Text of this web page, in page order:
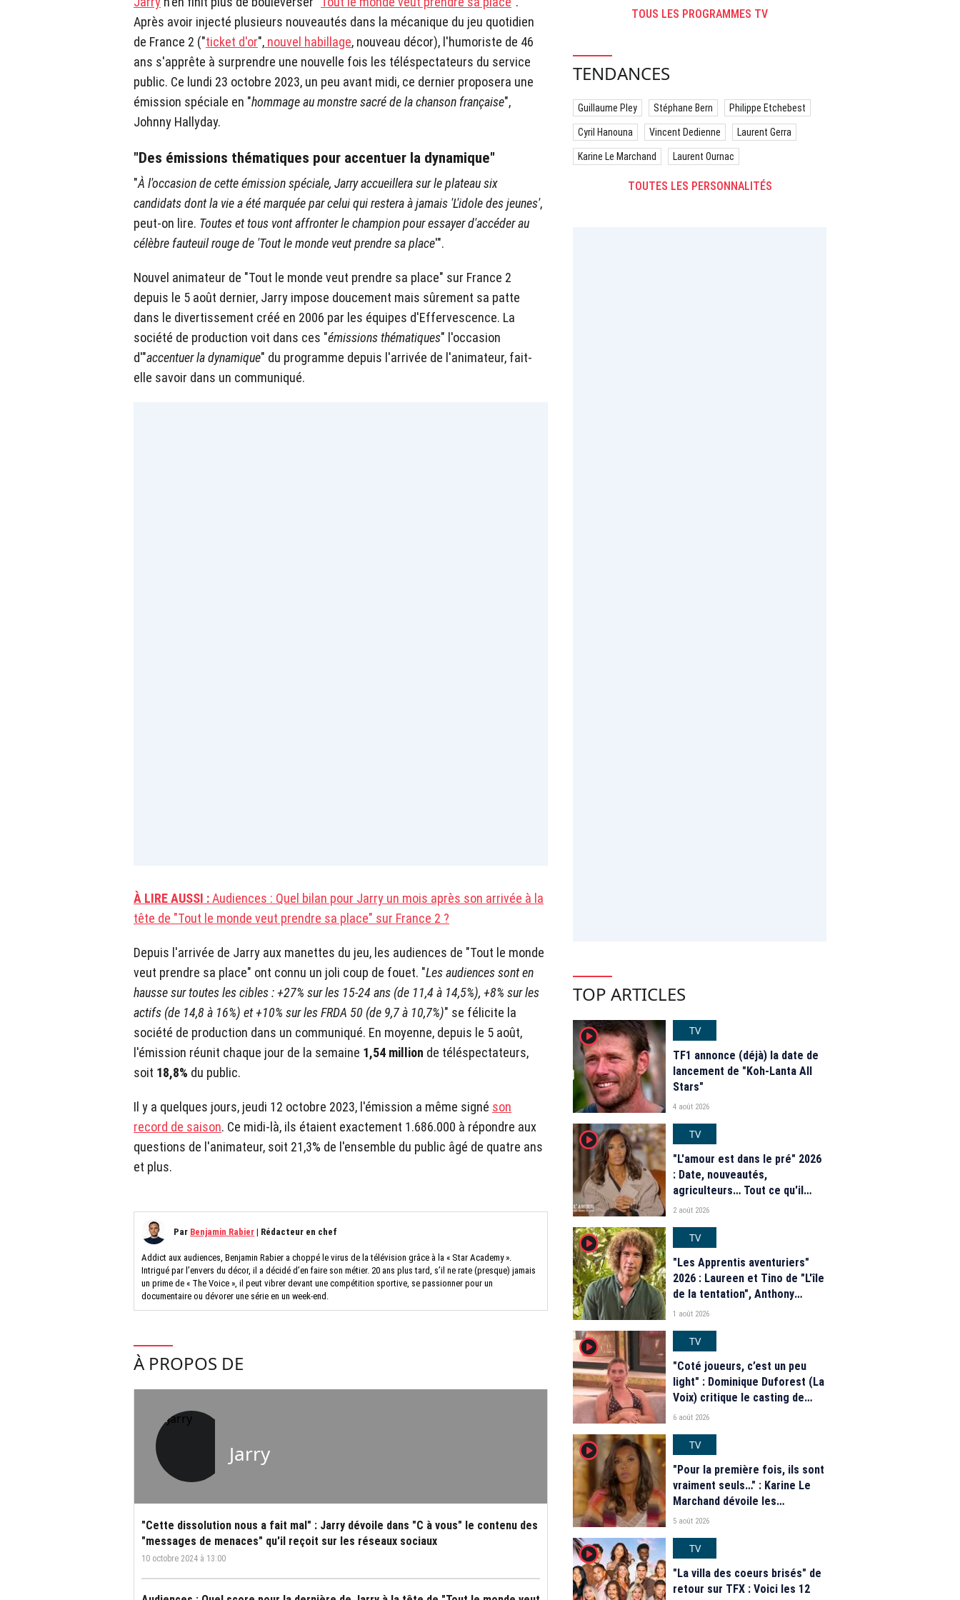
Après avoir injecté plusieurs nouveautés dans la mécanique du jeu quotidien
de France 2 ("ticket d'or", nouvel habillage, nouveau décor), l'humoriste de 46
ans s'apprête à surprendre une nouvelle fois les téléspectateurs du service
public. Ce lundi 23 octobre 2023, un peu avant midi, ce dernier proposera une
émission spéciale en "hommage au monstre sacré de la chanson française",
Johnny Hallyday.
"Des émissions thématiques pour accentuer la dynamique"
"À l'occasion de cette émission spéciale, Jarry accueillera sur le plateau six
candidats dont la vie a été marquée par celui qui restera à jamais 'L'idole des jeunes',
peut-on lire. Toutes et tous vont affronter le champion pour essayer d'accéder au
célèbre fauteuil rouge de 'Tout le monde veut prendre sa place'".
Nouvel animateur de "Tout le monde veut prendre sa place" sur France 2
depuis le 5 août dernier, Jarry impose doucement mais sûrement sa patte
dans le divertissement créé en 2006 par les équipes d'Effervescence. La
société de production voit dans ces "émissions thématiques" l'occasion
d'"accentuer la dynamique" du programme depuis l'arrivée de l'animateur, fait-
elle savoir dans un communiqué.
À LIRE AUSSI :Audiences : Quel bilan pour Jarry un mois après son arrivée à la
tête de "Tout le monde veut prendre sa place" sur France 2 ?
Depuis l'arrivée de Jarry aux manettes du jeu, les audiences de "Tout le monde
veut prendre sa place" ont connu un joli coup de fouet. "Les audiences sont en
hausse sur toutes les cibles : +27% sur les 15-24 ans (de 11,4 à 14,5%), +8% sur les
actifs (de 14,8 à 16%) et +10% sur les FRDA 50 (de 9,7 à 10,7%)" se félicite la
société de production dans un communiqué. En moyenne, depuis le 5 août,
l'émission réunit chaque jour de la semaine 1,54 million de téléspectateurs,
soit 18,8% du public.
Il y a quelques jours, jeudi 12 octobre 2023, l'émission a même signé son
record de saison. Ce midi-là, ils étaient exactement 1.686.000 à répondre aux
questions de l'animateur, soit 21,3% de l'ensemble du public âgé de quatre ans
et plus.
Par Benjamin Rabier | Rédacteur en chef
Addict aux audiences, Benjamin Rabier a choppé le virus de la télévision grâce à la « Star Academy ».
Intrigué par l’envers du décor, il a décidé d’en faire son métier. 20 ans plus tard, s’il ne rate (presque) jamais
un prime de « The Voice », il peut vibrer devant une compétition sportive, se passionner pour un
documentaire ou dévorer une série en un week-end.
À PROPOS DE
Jarry
"Cette dissolution nous a fait mal" : Jarry dévoile dans "C à vous" le contenu des
"messages de menaces" qu'il reçoit sur les réseaux sociaux
10 octobre 2024 à 13:00
TOUS LES PROGRAMMES TV
TENDANCES
Guillaume Pley Stéphane Bern Philippe Etchebest
Cyril Hanouna Vincent Dedienne Laurent Gerra
Karine Le Marchand Laurent Ournac
TOUTES LES PERSONNALITÉS
TOP ARTICLES
player2
TV
TF1 annonce (déjà) la date de
lancement de "Koh-Lanta All
Stars"
4 août 2026
player2
TV
"L'amour est dans le pré" 2026
: Date, nouveautés,
agriculteurs… Tout ce qu'il
faut savoir sur la saison 21 du
2 août 2026
player2
TV
"Les Apprentis aventuriers"
2026 : Laureen et Tino de "L'île
de la tentation", Anthony
Matéo, Jade Leboeuf... Le
de la télé-réalité de W9
1 août 2026
player2
TV
"Coté joueurs, c’est un peu
light" : Dominique Duforest (La
Voix) critique le casting de
"Secret Story" 2026
6 août 2026
player2
TV
"Pour la première fois, ils sont
vraiment seuls…" : Karine Le
Marchand dévoile les
nouveautés des speed dating
2026
5 août 2026
player2
TV
"La villa des coeurs brisés" de
retour sur TFX : Voici les 12